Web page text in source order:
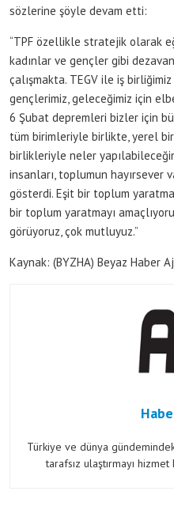
sözlerine şöyle devam etti:
“TPF özellikle stratejik olarak
kadınlar ve gençler gibi
çalışmakta. TEGV ile iş birliğimiz
gençlerimiz, geleceğimiz için
6 Şubat depremleri bizler için
tüm birimleriyle birlikte, yerel
birlikleriyle neler
insanları, toplumun hayırsever
gösterdi. Eşit bir toplum
bir toplum yaratmayı
görüyoruz, çok mutluyuz.”
Kaynak: (BYZHA) Beyaz Haber
Türkiye ve dünya
tarafsız ulaştırmayı